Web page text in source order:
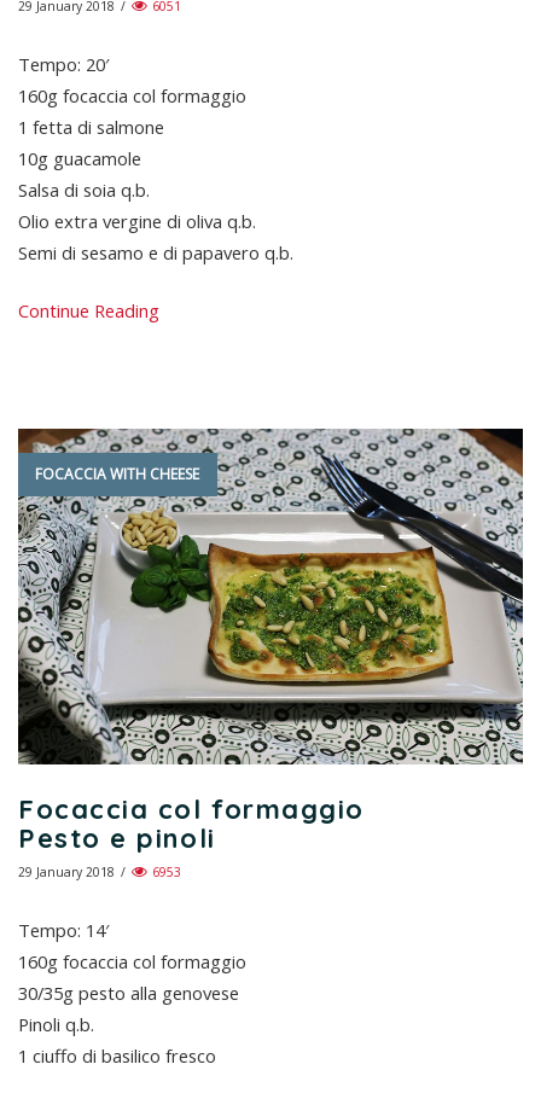
29 January 2018 / 6051
Tempo: 20′
160g focaccia col formaggio
1 fetta di salmone
10g guacamole
Salsa di soia q.b.
Olio extra vergine di oliva q.b.
Semi di sesamo e di papavero q.b.
Continue Reading
FOCACCIA WITH CHEESE
Focaccia col formaggio
Pesto e pinoli
29 January 2018 / 6953
Tempo: 14′
160g focaccia col formaggio
30/35g pesto alla genovese
Pinoli q.b.
1 ciuffo di basilico fresco